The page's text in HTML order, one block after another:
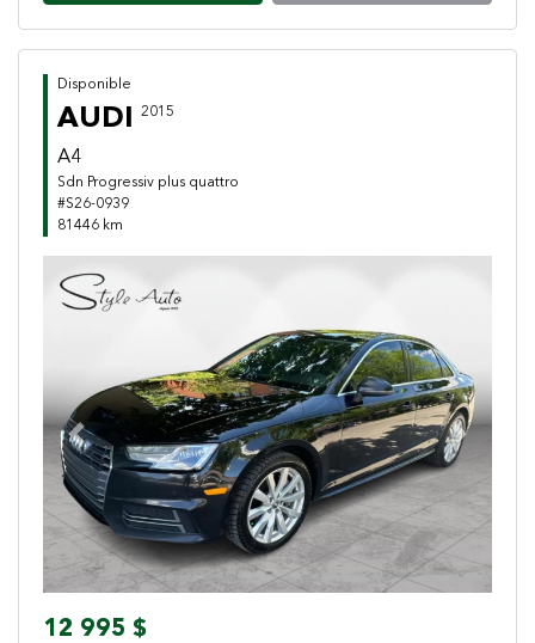
Disponible
AUDI 2015
A4
Sdn Progressiv plus quattro
#S26-0939
81446 km
Previous Next
12 995 $